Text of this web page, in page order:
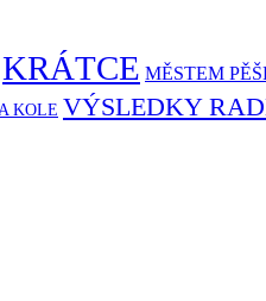
KRÁTCE MĚSTEM
KOLE VÝSLEDKY